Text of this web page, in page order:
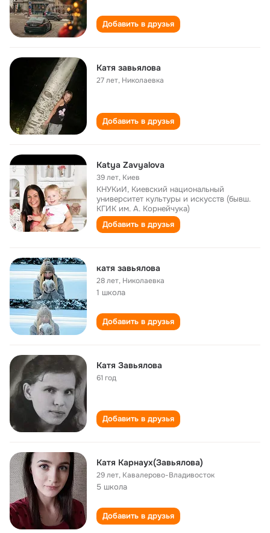
Добавить в друзья
Катя завьялова
27 лет, Николаевка
Добавить в друзья
Katya Zavyalova
39 лет, Киев
КНУКиИ, Киевский национальный
университет культуры и искусств (бывш.
КГИК им. А. Корнейчука)
Добавить в друзья
катя завьялова
28 лет, Николаевка
1 школа
Добавить в друзья
Катя Завьялова
61 год
Добавить в друзья
Катя Карнаух(Завьялова)
29 лет, Кавалерово-Владивосток
5 школа
Добавить в друзья